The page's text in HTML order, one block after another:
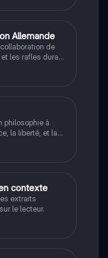
Allemande
de
les rafles durant
philosophie à
la liberté, et la
aborde les
le cogito, et
approfondir leur
et existentiels.
contexte
extraits
le lecteur.